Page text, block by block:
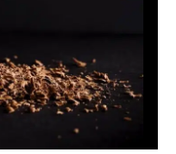
Фото: pixabay.com